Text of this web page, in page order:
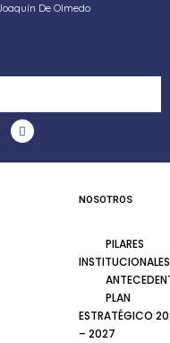
De Olmedo
NOSOTROS
PILARES
INSTITUCIONALES
PLAN
ESTRATÉGICO
– 2027